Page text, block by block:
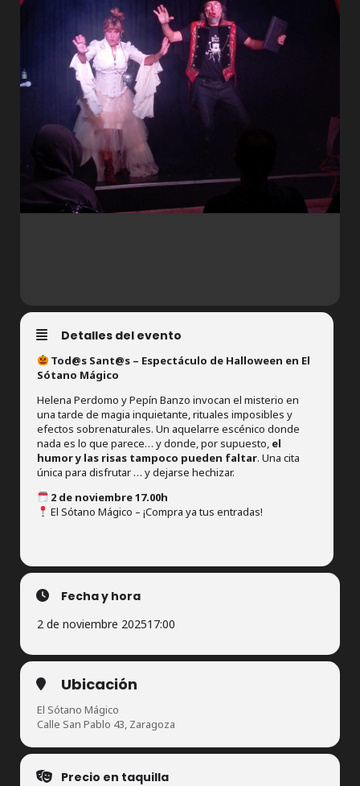
Detalles del evento
Tod@s Sant@s – Espectáculo de Halloween en El
Sótano Mágico
Helena Perdomo y Pepín Banzo invocan el misterio en
una tarde de magia inquietante, rituales imposibles y
efectos sobrenaturales. Un aquelarre escénico donde
nada es lo que parece… y donde, por supuesto, el
humor y las risas tampoco pueden faltar. Una cita
única para disfrutar … y dejarse hechizar.
2 de noviembre 17.00h
El Sótano Mágico – ¡Compra ya tus entradas!
Fecha y hora
2 de noviembre 202517:00
Ubicación
El Sótano Mágico
Calle San Pablo 43, Zaragoza
Precio en taquilla